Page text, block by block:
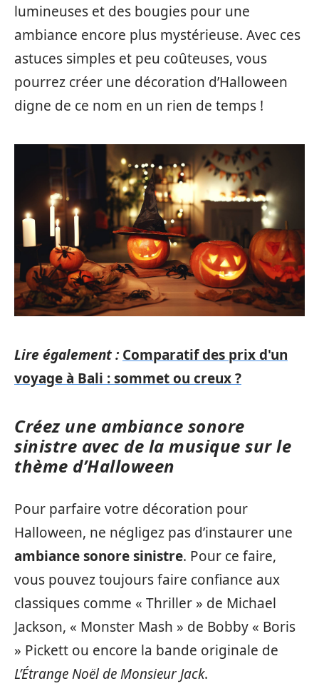
lumineuses et des bougies pour une
ambiance encore plus mystérieuse. Avec ces
astuces simples et peu coûteuses, vous
pourrez créer une décoration d’Halloween
digne de ce nom en un rien de temps !
Lire également : Comparatif des prix d'un
voyage à Bali : sommet ou creux ?
Créez une ambiance sonore
sinistre avec de la musique sur le
thème d’Halloween
Pour parfaire votre décoration pour
Halloween, ne négligez pas d’instaurer une
ambiance sonore sinistre. Pour ce faire,
vous pouvez toujours faire confiance aux
classiques comme « Thriller » de Michael
Jackson, « Monster Mash » de Bobby « Boris
» Pickett ou encore la bande originale de
L’Étrange Noël de Monsieur Jack.